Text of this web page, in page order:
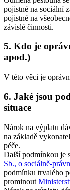
pojistné na sociální
pojistné na
závislé činnosti.
5. Kdo je
apod.)
V této věci je
6. Jaké jsou
situace
Nárok na výplatu
na základě
péče.
Další podmínkou je
Sb., o sociálně-
podmínku trvalého
prominout